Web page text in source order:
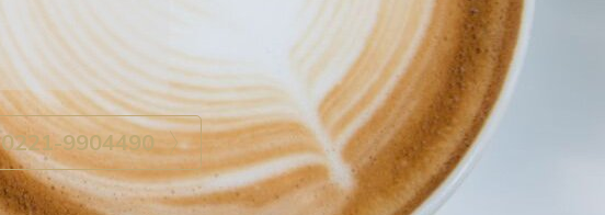
0221-9904490